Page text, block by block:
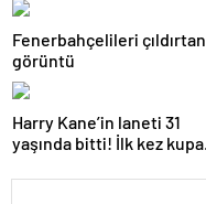
Fenerbahçelileri çıldırtan
görüntü
Harry Kane’in laneti 31
yaşında bitti! İlk kez kupa